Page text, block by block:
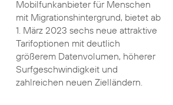
Mobilfunkanbieter für Menschen
mit Migrationshintergrund, bietet ab
1. März 2023 sechs neue attraktive
Tarifoptionen mit deutlich
größerem Datenvolumen, höherer
Surfgeschwindigkeit und
zahlreichen neuen Zielländern.